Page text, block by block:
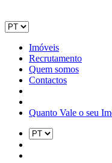
Imóveis
Recrutamento
Quem somos
Contactos
Quanto Vale o seu